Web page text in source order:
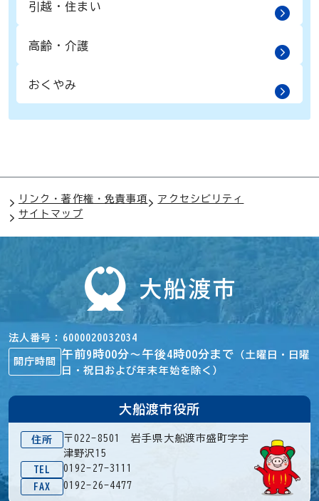
引越・住まい
高齢・介護
おくやみ
リンク・著作権・免責事項
アクセシビリティ
サイトマップ
法人番号 6000020032034
開庁時間
午前9時00分～午後4時00分まで
（土曜日・日曜
日・祝日および年末年始を除く）
大船渡市役所
住所
〒022-8501 岩手県大船渡市盛町字宇
津野沢15
TEL
0192-27-3111
FAX
0192-26-4477